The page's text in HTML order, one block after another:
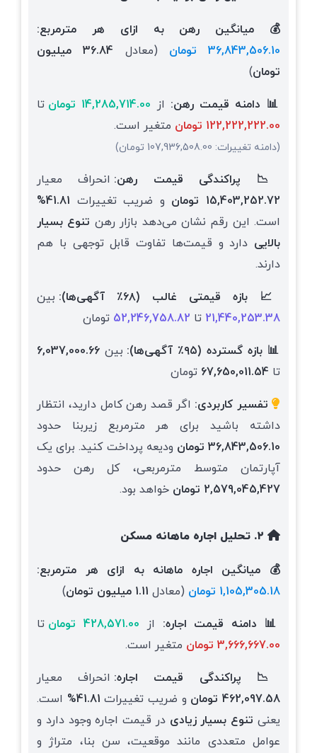
💰 میانگین رهن به ازای هر مترمربع:
36,843,506.10 تومان
(معادل
36.84 میلیون
تومان)
📊 دامنه قیمت رهن: از 14,285,714.00 تومان
تا
122,222,222.00 تومان
متغیر است.
(دامنه تغییرات: 107,936,508.00 تومان)
📉 پراکندگی قیمت رهن: انحراف معیار
15,403,252.72 تومان
و ضریب تغییرات 41.81%
است. این رقم نشان می‌دهد بازار رهن تنوع بسیار
بالایی دارد و قیمت‌ها تفاوت قابل توجهی با هم
دارند.
📈 بازه قیمتی غالب (۶۸٪ آگهی‌ها):
بین
21,440,253.38 تا 52,246,758.82 تومان
📊 بازه گسترده (۹۵٪ آگهی‌ها): بین 6,037,000.66
تا 67,650,011.54 تومان
تفسیر کاربردی: اگر قصد رهن کامل دارید، انتظار
داشته باشید برای هر مترمربع زیربنا حدود
36,843,506.10 تومان
ودیعه پرداخت کنید. برای یک
آپارتمان متوسط مترمربعی، کل رهن حدود
2,579,045,427 تومان
خواهد بود.
💰 میانگین اجاره ماهانه به ازای هر مترمربع:
1,105,305.18 تومان
(معادل 1.11 میلیون تومان )
📊 دامنه قیمت اجاره: از 428,571.00 تومان
تا
3,666,667.00 تومان
متغیر است.
📉 پراکندگی قیمت اجاره: انحراف معیار
462,097.58 تومان
و ضریب تغییرات 41.81%
است.
یعنی تنوع بسیار زیادی در قیمت اجاره وجود دارد و
عوامل متعددی مانند موقعیت، سن بنا، متراژ و